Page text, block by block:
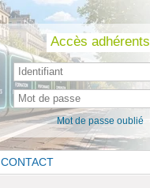
Skip
to
content Accès adhérents
Mot de passe oublié
CONTACT